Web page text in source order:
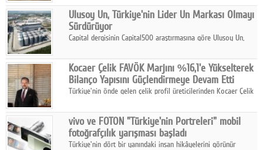
enerjisine güç katıyor.
Ulusoy Un, Türkiye'nin Lider Un Markası Olmayı
Sürdürüyor
Capital dergisinin Capital500 araştırmasına göre Ulusoy Un,
hasılatıyla Türkiye'nin en büyük 83. firması oldu.
Kocaer Çelik FAVÖK Marjını %16,1'e Yükselterek
Bilanço Yapısını Güçlendirmeye Devam Etti
Türkiye'nin önde gelen çelik profil üreticilerinden Kocaer Çelik
Çelik FAVÖK Marjını %16,1'e yükseltti.
vivo ve FOTON "Türkiye'nin Portreleri" mobil
fotoğrafçılık yarışması başladı
Türkiye'nin dört bir yanındaki insan hikâyelerini görünür